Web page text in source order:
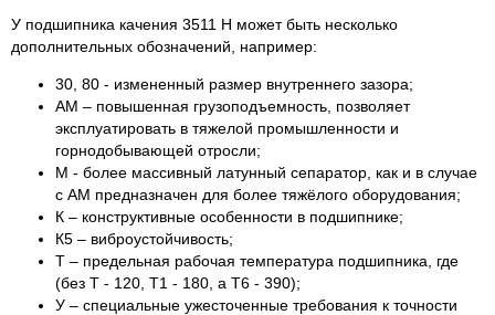
У подшипника качения 3511 Н может быть несколько
дополнительных обозначений, например:
30, 80 - измененный размер внутреннего зазора;
АМ ‒ повышенная грузоподъемность, позволяет
эксплуатировать в тяжелой промышленности и
горнодобывающей отросли;
М - более массивный латунный сепаратор, как и в случае
с АМ предназначен для более тяжёлого оборудования;
К ‒ конструктивные особенности в подшипнике;
К5 ‒ виброустойчивость;
Т ‒ предельная рабочая температура подшипника, где
(без Т - 120, Т1 - 180, а Т6 - 390);
У ‒ специальные ужесточенные требования к точности